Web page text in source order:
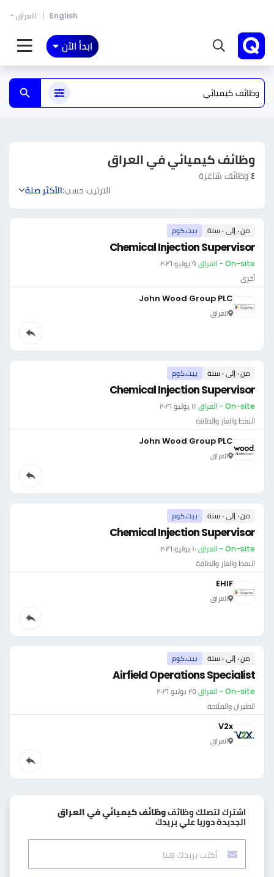
English العراق
ابدأ الآن
وظائف كيميائي في العراق
٤ وظائف شاغرة
الترتيب حسب:الأكثر صلة
من ٠ إلى ٠ سنة بيت.كوم
Chemical Injection Supervisor
On-site - العراق ·٩ يوليو ٢٠٢٦
أخرى
John Wood Group PLC
العراق
من ٠ إلى ٠ سنة بيت.كوم
Chemical Injection Supervisor
On-site - العراق ·١١ يوليو ٢٠٢٦
النفط والغاز والطاقة
John Wood Group PLC
العراق
من ٠ إلى ٠ سنة بيت.كوم
Chemical Injection Supervisor
On-site - العراق ·١٠ يوليو ٢٠٢٦
النفط والغاز والطاقة
EHIF
العراق
من ٠ إلى ٠ سنة بيت.كوم
Airfield Operations Specialist
On-site - العراق ·٢٥ يوليو ٢٠٢٦
الطيران والملاحة
V2x
العراق
اشترك لتصلك وظائفوظائف كيميائي في العراق
الجديدة دوريا علي بريدك